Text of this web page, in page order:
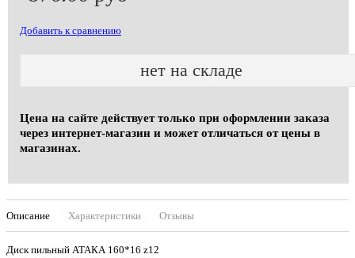
Добавить к сравнению
нет на складе
Цена на сайте действует только при оформлении заказа
через интернет-магазин и может отличаться от цены в
магазинах.
Описание Характеристики Отзывы
Диск пильный АТАКА 160*16 z12